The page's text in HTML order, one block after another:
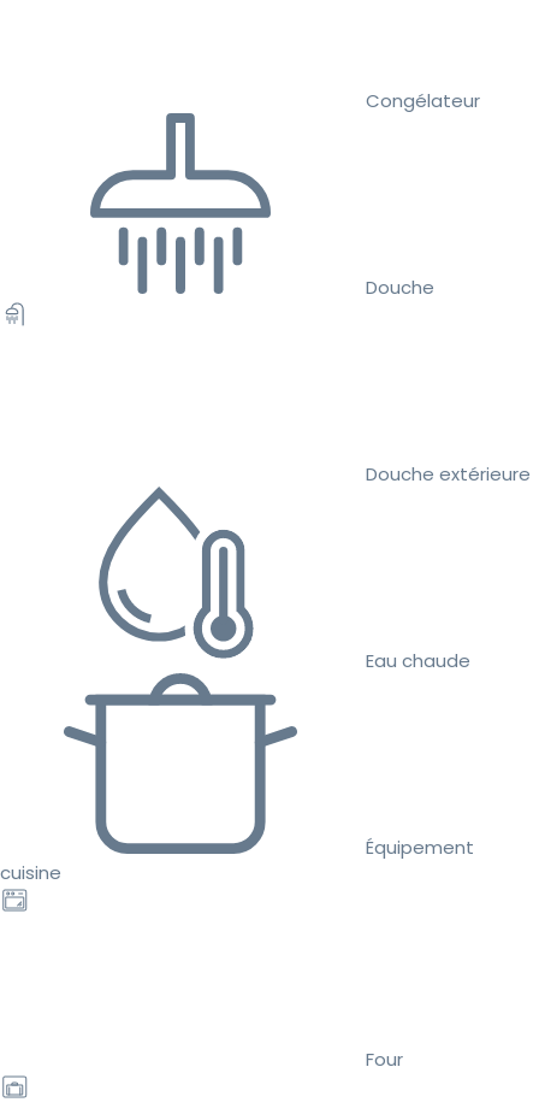
Congélateur
Douche
Douche extérieure
Eau chaude
Équipement
cuisine
Four